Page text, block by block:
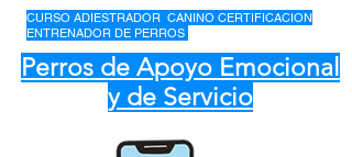
Perros de Apoyo Emocional
y de Servicio
CURSO ADIESTRADOR CANINO CERTIFICACION
ENTRENADOR DE PERROS